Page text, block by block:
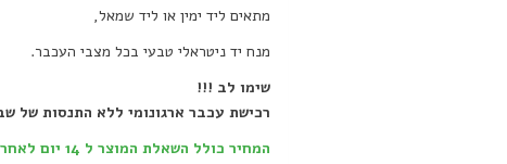
מתאים ליד ימין או ליד שמאל,
מנח יד ניטראלי טבעי בכל מצבי העכבר.
שימו לב !!!
רכישת עכבר ארגונומי ללא התנסות של
המחיר כולל השאלת המוצר ל 14 יום לאחר התאמה ראשונית והדרכת שימוש- לחצו להסבר